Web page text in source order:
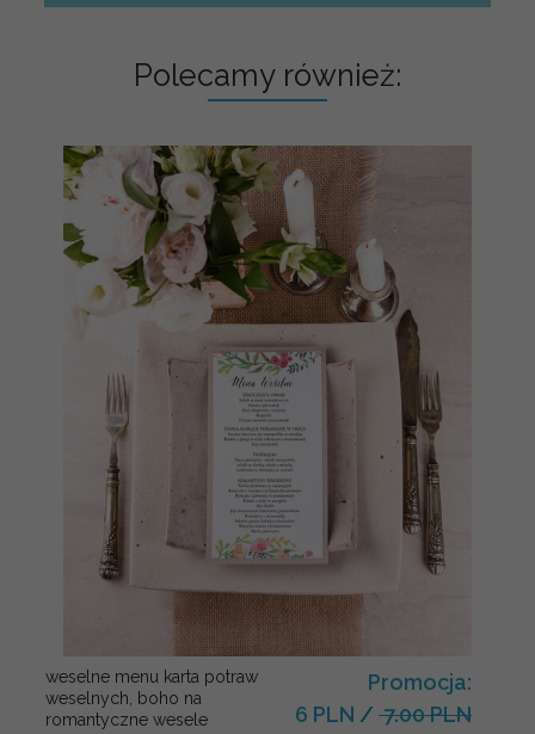
Polecamy również:
weselne menu karta potraw
weselnych, boho na
romantyczne wesele
Promocja:
6 PLN / 7.00 PLN